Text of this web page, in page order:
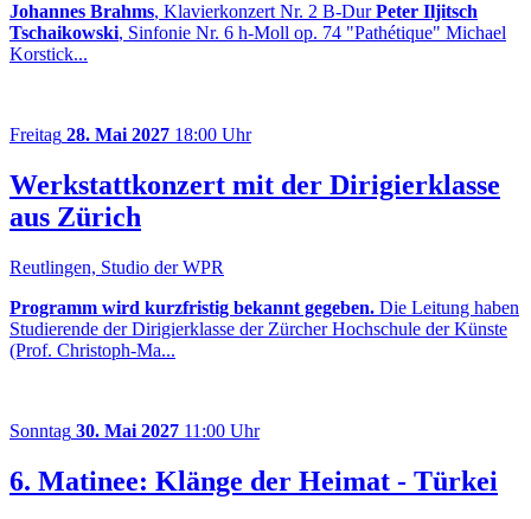
Johannes Brahms, Klavierkonzert Nr. 2 B-DurPeter Iljitsch
Tschaikowski, Sinfonie Nr. 6 h-Moll op. 74 "Pathétique" Michael
Korstick...
Freitag 28. Mai 2027 18:00 Uhr
Werkstattkonzert mit der Dirigierklasse
aus Zürich
Reutlingen, Studio der WPR
Programm wird kurzfristig bekannt gegeben. Die Leitung haben
Studierende der Dirigierklasse der Zürcher Hochschule der Künste
(Prof. Christoph-Ma...
Sonntag 30. Mai 2027 11:00 Uhr
6. Matinee: Klänge der Heimat - Türkei